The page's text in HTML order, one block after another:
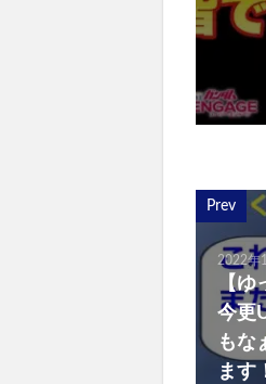
Prev
2022年
【
今更
もな
ます